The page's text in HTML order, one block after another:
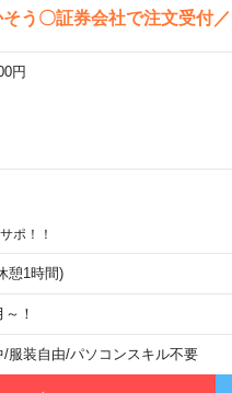
う〇証券会社で注文受付／
円
ポ！！
憩1時間)
！
/服装自由/パソコンスキル不要